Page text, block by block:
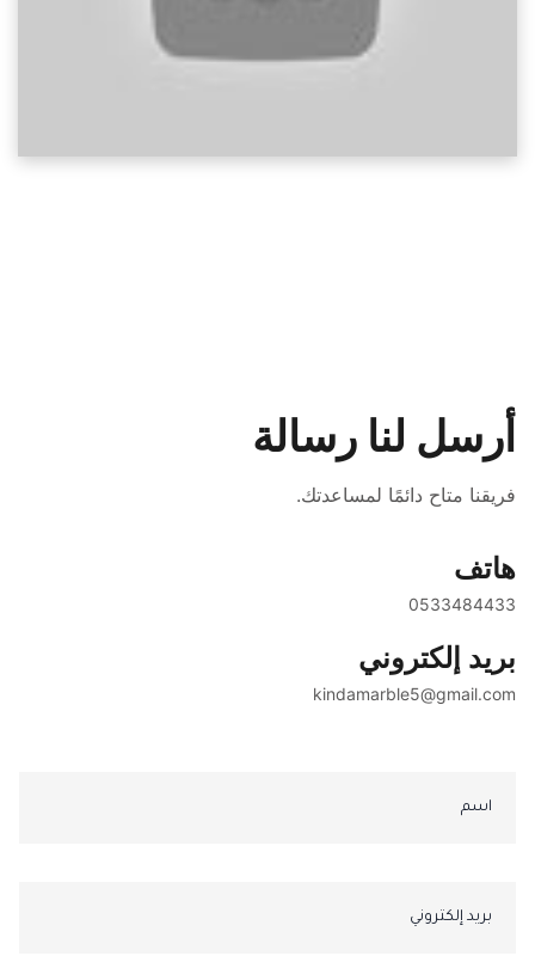
أرسل لنا رسالة
فريقنا متاح دائمًا لمساعدتك.
هاتف
0533484433
بريد إلكتروني
kindamarble5@gmail.com